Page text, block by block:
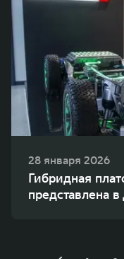
28 января 2026
Гибридная
представлена